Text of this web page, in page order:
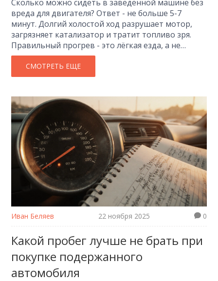
Сколько можно сидеть в заведённой машине без
вреда для двигателя? Ответ - не больше 5-7
минут. Долгий холостой ход разрушает мотор,
загрязняет катализатор и тратит топливо зря.
Правильный прогрев - это лёгкая езда, а не
стояние на месте.
СМОТРЕТЬ ЕЩЕ
Иван Беляев 22 ноября 2025 0
Какой пробег лучше не брать при
покупке подержанного
автомобиля